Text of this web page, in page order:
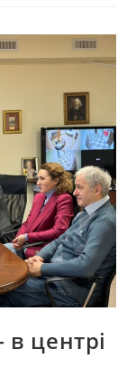
в центрі